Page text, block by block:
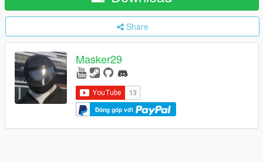
Share
Masker29
Đóng góp với